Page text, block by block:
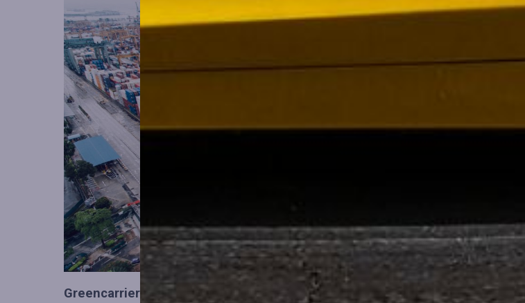
Greencarrier utökar sin verksamhet genom förvärv av Containerhandel CARU